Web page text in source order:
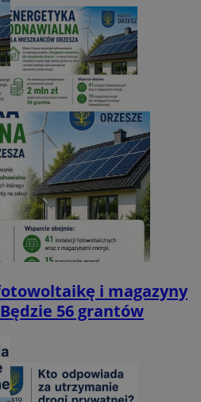
i magazyny
56 grantów